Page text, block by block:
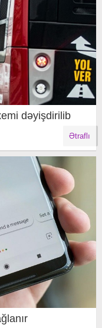
dəyişdirilib
Ətraflı